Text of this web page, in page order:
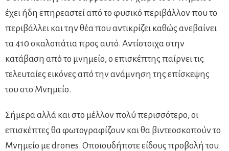
έχει ήδη επηρεαστεί από το φυσικό περιβάλλον που το
περιβάλλει και την θέα που αντικρίζει καθώς ανεβαίνει
τα 410 σκαλοπάτια προς αυτό. Αντίστοιχα στην
κατάβαση από το μνημείο, ο επισκέπτης παίρνει τις
τελευταίες εικόνες από την ανάμνηση της επίσκεψης
του στο Μνημείο.
Σήμερα αλλά και στο μέλλον πολύ περισσότερο, οι
επισκέπτες θα φωτογραφίζουν και θα βιντεοσκοπούν το
Μνημείο με drones. Οποιουδήποτε είδους προβολή του